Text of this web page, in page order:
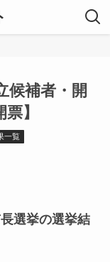
候補者・開
】
一覧
選挙の選挙結